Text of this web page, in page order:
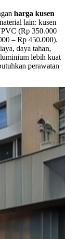
harga kusen
lain: kusen
(Rp 350.000
– Rp 450.000).
daya tahan,
lebih kuat
perawatan